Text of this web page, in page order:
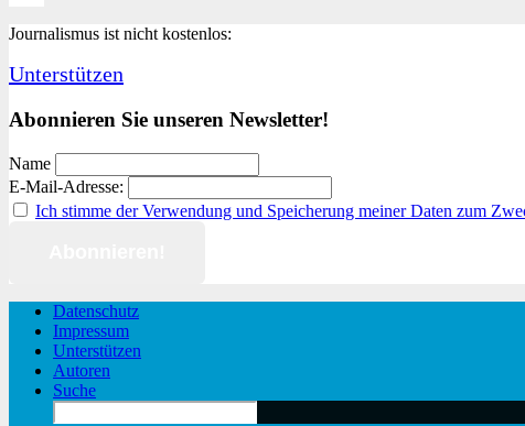
Teilen
Journalismus ist nicht kostenlos:
Unterstützen
Abonnieren Sie unseren Newsletter!
Name
E-Mail-Adresse:
Ich stimme der Verwendung und Speicherung meiner Daten zum
Datenschutz
Impressum
Unterstützen
Autoren
Suche
Search